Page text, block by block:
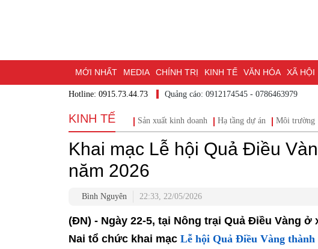
MỚI NHẤT MEDIA CHÍNH TRỊ KINH TẾ VĂN HÓA XÃ HỘI
DU LỊCH - ẨM THỰC CHUYỂN ĐỔI SỐ THỂ THAO ĐỒNG NAI
ĐẶT BÁO BẠN CẦN BIẾT CHẠM 95 - KHÁM PHÁ ĐỒNG NAI
MỘT LƯỚT HIỂU LUẬT NHỊP CẦU NHÂN ÁI THÀNH PHỐ
Hotline: 0915.73.44.73 Quảng cáo: 0912174545 - 0786463979
KINH TẾ
Sản xuất kinh doanh Hạ tầng dự án Môi trường
Khai mạc Lễ hội Quả Điều
năm 2026
Bình Nguyên 22:33, 22/05/2026
(ĐN) - Ngày 22-5, tại Nông trại Quả Điều Vàng
Nai tổ chức khai mạc Lễ hội Quả Điều Vàng